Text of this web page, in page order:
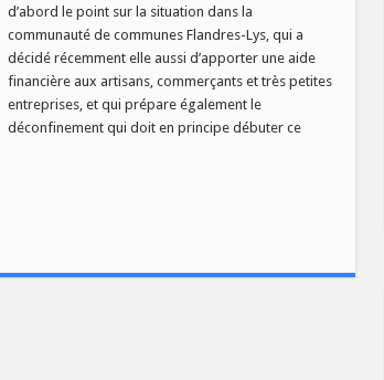
d’abord le point sur la situation dans la
communauté de communes Flandres-Lys, qui a
décidé récemment elle aussi d’apporter une aide
financière aux artisans, commerçants et très petites
entreprises, et qui prépare également le
déconfinement qui doit en principe débuter ce